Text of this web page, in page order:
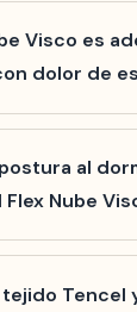
Visco es
dolor de
tipo de
de
o zona
es una
esas
al
Nube
Visco brilla
que
tejido Tencel